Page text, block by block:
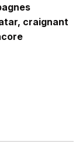
craignant